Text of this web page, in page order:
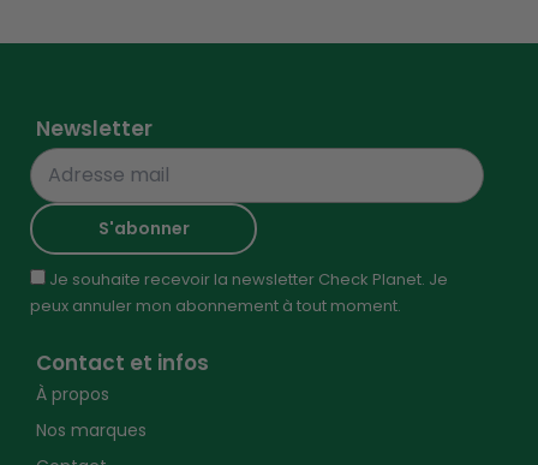
Contact et infos
À propos
Nos marques
Newsletter
Je souhaite recevoir la newsletter Check Planet. Je
peux annuler mon abonnement à tout moment.